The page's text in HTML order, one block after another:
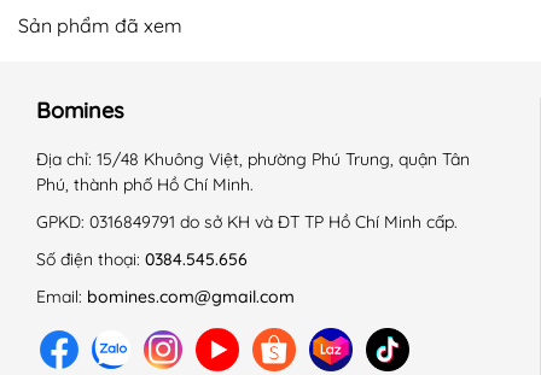
+ Size 4 - 14 - 15kg, cao 92-98cm
+ Size 7/8 - 22 - 26kg, cao 117-127cm
+ Size 9/10 - 29 - 32kg, cao 128-138cm
+ Size 11/12 - 34 - 38kg, cao 139-150cm
(Phom rộng thoải mái, không nên trừ hao ạ)
📍 BOMINES CAM KẾT BẢO HÀNH:
Sản phẩm đã xem
Bomines
Địa chỉ: 15/48 Khuông Việt, phường Phú Trung, quận Tân
Phú, thành phố Hồ Chí Minh.
GPKD: 0316849791 do sở KH và ĐT TP Hồ Chí Minh cấp.
Số điện thoại: 0384.545.656
Email: bomines.com@gmail.com